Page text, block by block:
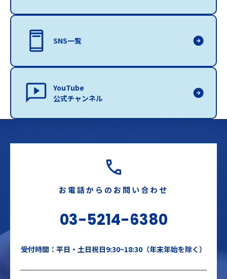
SNS一覧
YouTube
公式チャンネル
お電話からのお問い合わせ
03-5214-6380
受付時間：平日・土日祝日9:30~18:30（年末年始を除く）